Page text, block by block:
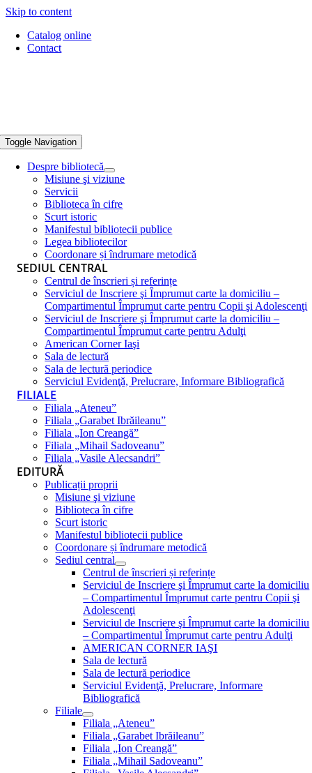
Skip to content
Catalog online
Contact
Toggle Navigation
Despre bibliotecă
Misiune şi viziune
Servicii
Biblioteca în cifre
Scurt istoric
Manifestul bibliotecii publice
Legea bibliotecilor
Coordonare și îndrumare metodică
SEDIUL CENTRAL
Centrul de înscrieri și referințe
Serviciul de Inscriere şi Împrumut carte la domiciliu –
Compartimentul Împrumut carte pentru Copii şi Adolescenţi
Serviciul de Inscriere şi Împrumut carte la domiciliu –
Compartimentul Împrumut carte pentru Adulţi
American Corner Iaşi
Sala de lectură
Sala de lectură periodice
Serviciul Evidenţă, Prelucrare, Informare Bibliografică
FILIALE
Filiala „Ateneu”
Filiala „Garabet Ibrăileanu”
Filiala „Ion Creangă”
Filiala „Mihail Sadoveanu”
Filiala „Vasile Alecsandri”
EDITURĂ
Publicații proprii
Misiune şi viziune
Biblioteca în cifre
Scurt istoric
Manifestul bibliotecii publice
Coordonare și îndrumare metodică
Sediul central
Centrul de înscrieri și referințe
Serviciul de Inscriere şi Împrumut carte la domiciliu
– Compartimentul Împrumut carte pentru Copii şi
Adolescenţi
Serviciul de Inscriere şi Împrumut carte la domiciliu
– Compartimentul Împrumut carte pentru Adulţi
AMERICAN CORNER IAŞI
Sala de lectură
Sala de lectură periodice
Serviciul Evidenţă, Prelucrare, Informare
Bibliografică
Filiale
Filiala „Ateneu”
Filiala „Garabet Ibrăileanu”
Filiala „Ion Creangă”
Filiala „Mihail Sadoveanu”